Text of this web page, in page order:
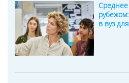
Среднее
в вуз